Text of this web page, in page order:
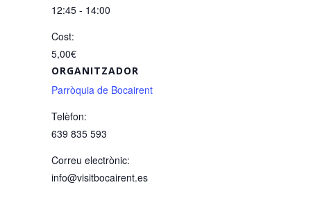
12:45 - 14:00
Cost:
5,00€
ORGANITZADOR
Parròquia de Bocairent
Telèfon:
639 835 593
Correu electrònic:
info@visitbocairent.es